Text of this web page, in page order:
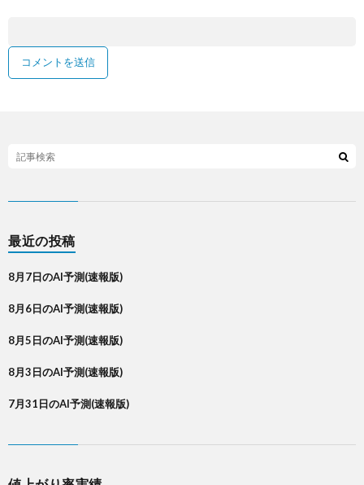
最近の投稿
8月7日のAI予測(速報版)
8月6日のAI予測(速報版)
8月5日のAI予測(速報版)
8月3日のAI予測(速報版)
7月31日のAI予測(速報版)